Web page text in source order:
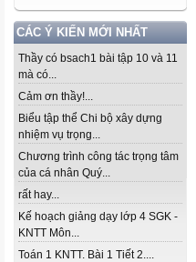
CÁC Ý KIẾN MỚI NHẤT
Thầy có bsach1 bài tập 10 và 11
mà có...
Cảm ơn thầy!...
Biểu tập thể Chi bộ xây dựng
nhiệm vụ trọng...
Chương trình công tác trọng tâm
của cá nhân Quý...
rất hay...
Kế hoạch giảng dạy lớp 4 SGK -
KNTT Môn...
Toán 1 KNTT. Bài 1 Tiết 2....